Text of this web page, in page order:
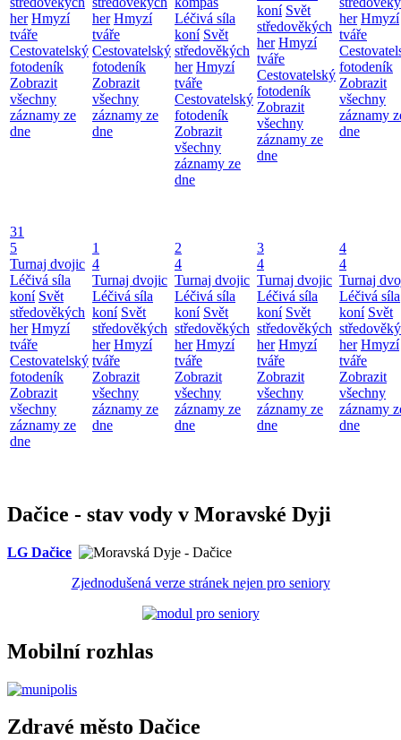
her Hmyzí
tváře
Cestovatelský
fotodeník
Zobrazit
všechny
záznamy ze
dne
her Hmyzí
tváře
Cestovatelský
fotodeník
Zobrazit
všechny
záznamy ze
dne
Léčivá síla
koní Svět
středověkých
her Hmyzí
tváře
Cestovatelský
fotodeník
Zobrazit
všechny
záznamy ze
dne
koní Svět
středověkých
her Hmyzí
tváře
Cestovatelský
fotodeník
Zobrazit
všechny
záznamy ze
dne
her Hmyzí
tváře
fotodeník
Zobrazit
všechny
záznamy
dne
31
5
Turnaj dvojic
Léčivá síla
koní Svět
středověkých
her Hmyzí
tváře
Cestovatelský
fotodeník
Zobrazit
všechny
záznamy ze
dne
1
4
Turnaj dvojic
Léčivá síla
koní Svět
středověkých
her Hmyzí
tváře
Zobrazit
všechny
záznamy ze
dne
2
4
Turnaj dvojic
Léčivá síla
koní Svět
středověkých
her Hmyzí
tváře
Zobrazit
všechny
záznamy ze
dne
3
4
Turnaj dvojic
Léčivá síla
koní Svět
středověkých
her Hmyzí
tváře
Zobrazit
všechny
záznamy ze
dne
4
4
Turnaj
Léčivá síla
koní Svět
her Hmyzí
tváře
Zobrazit
všechny
záznamy
dne
Dačice - stav vody v Moravské Dyji
LG Dačice
Zjednodušená verze stránek nejen pro seniory
Mobilní rozhlas
Zdravé město Dačice